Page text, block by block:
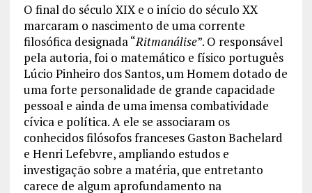
O final do século XIX e o início do século XX
marcaram o nascimento de uma corrente
filosófica designada “Ritmanálise”. O responsável
pela autoria, foi o matemático e físico português
Lúcio Pinheiro dos Santos, um Homem dotado de
uma forte personalidade de grande capacidade
pessoal e ainda de uma imensa combatividade
cívica e política. A ele se associaram os
conhecidos filósofos franceses Gaston Bachelard
e Henri Lefebvre, ampliando estudos e
investigação sobre a matéria, que entretanto
carece de algum aprofundamento na